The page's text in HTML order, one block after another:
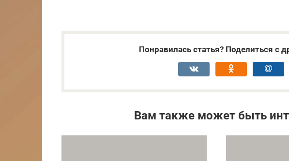
Понравилась статья? Поделиться с
Вам также может быть